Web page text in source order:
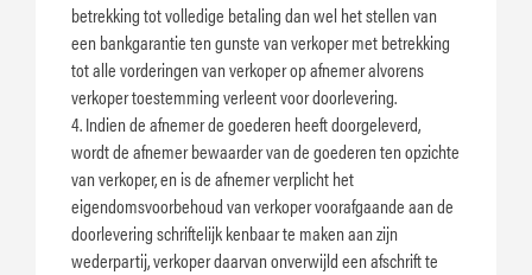
betrekking tot volledige betaling dan wel het stellen van
een bankgarantie ten gunste van verkoper met betrekking
tot alle vorderingen van verkoper op afnemer alvorens
verkoper toestemming verleent voor doorlevering.
4. Indien de afnemer de goederen heeft doorgeleverd,
wordt de afnemer bewaarder van de goederen ten opzichte
van verkoper, en is de afnemer verplicht het
eigendomsvoorbehoud van verkoper voorafgaande aan de
doorlevering schriftelijk kenbaar te maken aan zijn
wederpartij, verkoper daarvan onverwijld een afschrift te